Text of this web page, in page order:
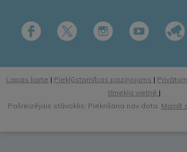
Lapas karte | Piekļūstamības paziņojums |
tīmekļa vietnē |
Pašreizējais stāvoklis: Piekrišana nav dota. Mainīt